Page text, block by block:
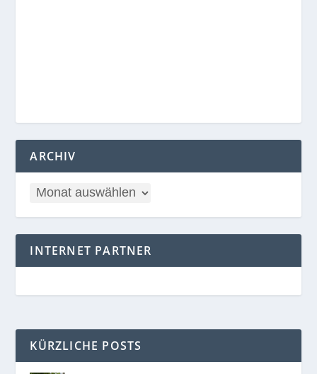
ARCHIV
INTERNET PARTNER
KÜRZLICHE POSTS